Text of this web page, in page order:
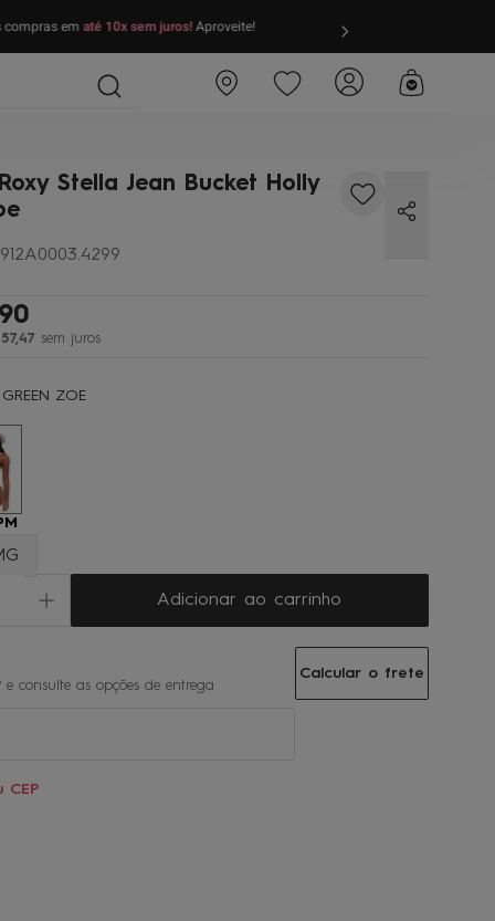
compras ematé 10x sem juros!Aproveite!
Stella Jean Bucket Holly
57,47 sem juros
ZOE
Adicionar ao carrinho
CEP
Calcular o frete